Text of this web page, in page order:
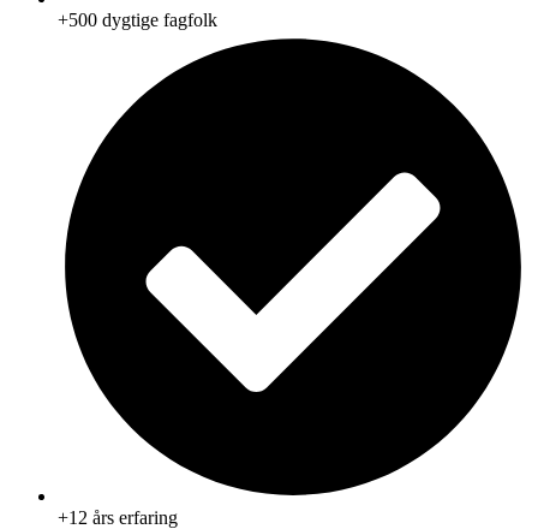
+500 dygtige fagfolk
+12 års erfaring